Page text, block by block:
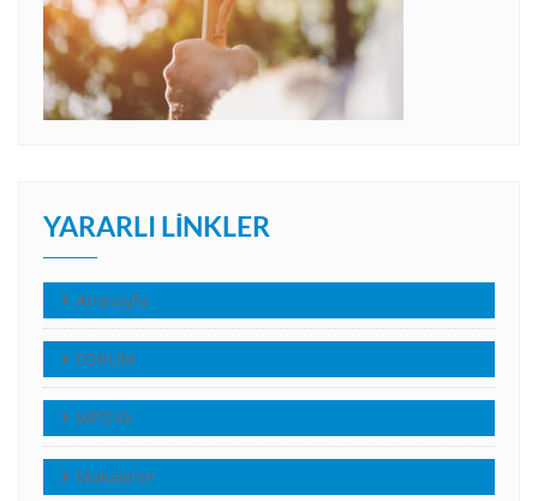
YARARLI LINKLER
Anasayfa
FORUM
MEDYA
Makaleler